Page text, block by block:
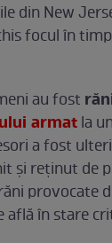
din New
focul în
au fost
armatla
a fost
şi reţinut de
provocate
află în stare